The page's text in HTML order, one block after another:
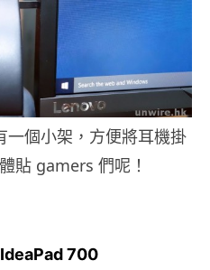
個小架，方便將耳機掛
貼 gamers 們呢！
700